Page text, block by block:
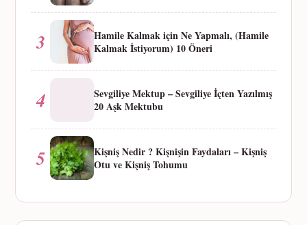
3
Hamile Kalmak için Ne Yapmalı, (Hamile
Kalmak İstiyorum) 10 Öneri
4
Sevgiliye Mektup – Sevgiliye İçten Yazılmış
20 Aşk Mektubu
5
Kişniş Nedir ? Kişnişin Faydaları – Kişniş
Otu ve Kişniş Tohumu